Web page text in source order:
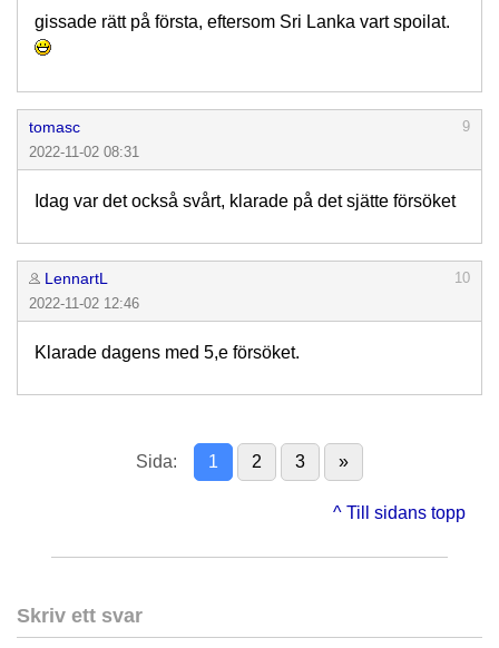
gissade rätt på första, eftersom Sri Lanka vart spoilat.
tomasc
9
2022-11-02 08:31
Idag var det också svårt, klarade på det sjätte försöket
LennartL
10
2022-11-02 12:46
Klarade dagens med 5,e försöket.
Sida: 1 2 3 »
^ Till sidans topp
Skriv ett svar